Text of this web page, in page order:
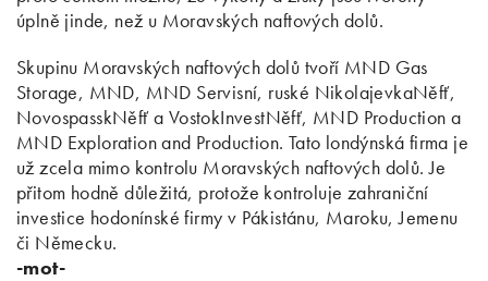
úplně jinde, než u Moravských naftových dolů.
Skupinu Moravských naftových dolů tvoří MND Gas
Storage, MND, MND Servisní, ruské NikolajevkaNěfť,
NovospasskNěfť a VostokInvestNěfť, MND Production a
MND Exploration and Production. Tato londýnská firma je
už zcela mimo kontrolu Moravských naftových dolů. Je
přitom hodně důležitá, protože kontroluje zahraniční
investice hodonínské firmy v Pákistánu, Maroku, Jemenu
či Německu.
-mot-